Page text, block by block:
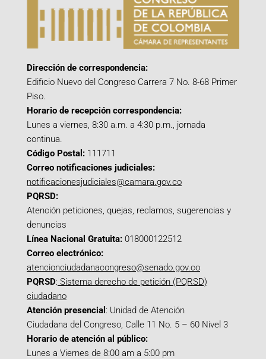
Dirección de correspondencia:
Edificio Nuevo del Congreso Carrera 7 No. 8-68 Primer
Piso.
Horario de recepción correspondencia:
Lunes a viernes, 8:30 a.m. a 4:30 p.m., jornada
continua.
Código Postal: 111711
Correo notificaciones judiciales:
notificacionesjudiciales@camara.gov.co
PQRSD:
Atención peticiones, quejas, reclamos, sugerencias y
denuncias
Línea Nacional Gratuita: 018000122512
Correo electrónico:
atencionciudadanacongreso@senado.gov.co
PQRSD: Sistema derecho de petición (PQRSD)
ciudadano
Atención presencial : Unidad de Atención
Ciudadana del Congreso, Calle 11 No. 5 – 60 Nivel 3
Horario de atención al público:
Lunes a Viernes de 8:00 am a 5:00 pm